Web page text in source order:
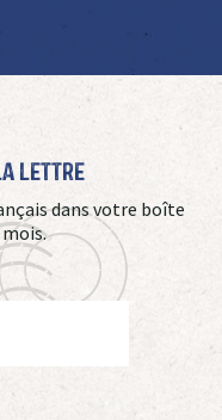
Lettre
dans votre boîte